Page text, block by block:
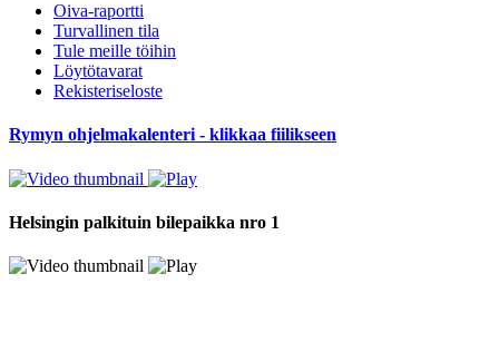
Oiva-raportti
Turvallinen tila
Tule meille töihin
Löytötavarat
Rekisteriseloste
Rymyn ohjelmakalenteri - klikkaa fiilikseen
Helsingin palkituin bilepaikka nro 1